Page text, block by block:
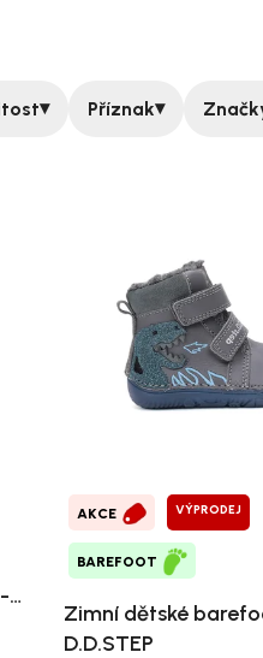
▾ Příznak▾
AKCE VÝPRODEJ
BAREFOOT
Zimní dětské
D.D.STEP